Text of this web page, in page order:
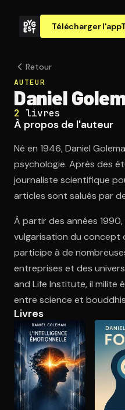
Télécharger l'app
Ouvre l'app Appareil
Retour
AUTEUR
Daniel
2 livres
À propos de l'auteur
Né en 1946, Daniel
psychologie. Après des
journaliste scientifique
articles sont salués par
À partir des années
vulgarisation du concept
participe à de
entreprises et des
and Life Institute, il milite
entre science et
Livres